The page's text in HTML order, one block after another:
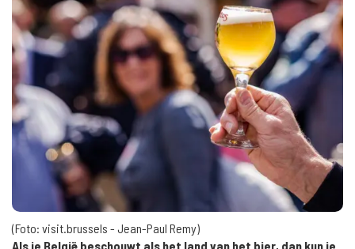
Als je België beschouwt als het land van het bier, dan kun je
(Foto: visit.brussels - Jean-Paul Remy)